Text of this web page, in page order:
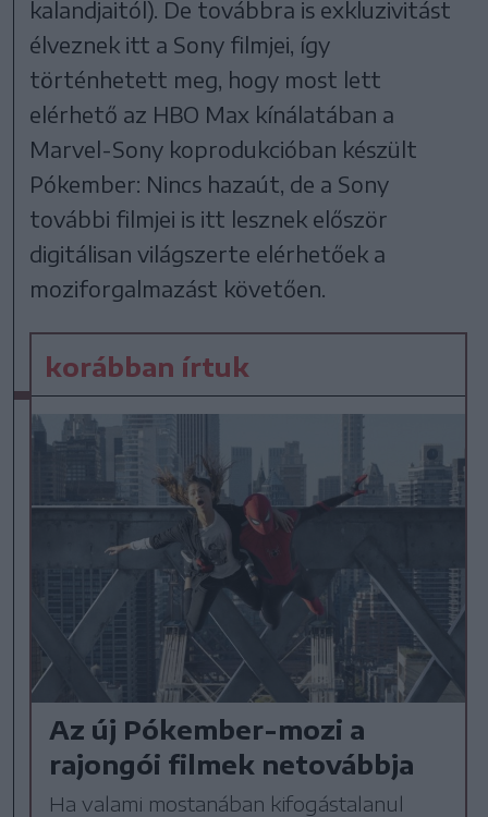
kalandjaitól). De továbbra is exkluzivitást
élveznek itt a Sony filmjei, így
történhetett meg, hogy most lett
elérhető az HBO Max kínálatában a
Marvel-Sony koprodukcióban készült
Pókember: Nincs hazaút, de a Sony
további filmjei is itt lesznek először
digitálisan világszerte elérhetőek a
moziforgalmazást követően.
korábban írtuk
Az új Pókember-mozi a
rajongói filmek netovábbja
Ha valami mostanában kifogástalanul